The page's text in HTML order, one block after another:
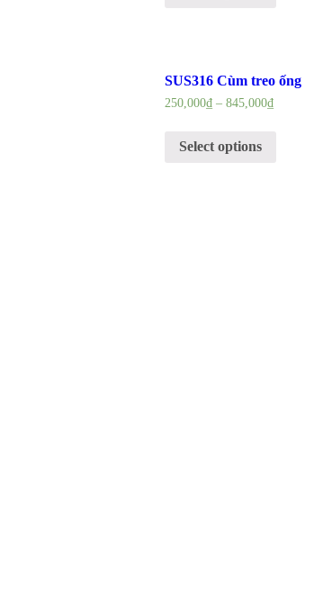
SUS316 Cùm treo ống
250,000₫– 845,000₫
Select options